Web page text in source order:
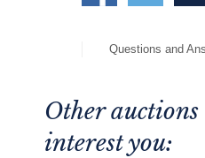
Questions and
Other
interest you: